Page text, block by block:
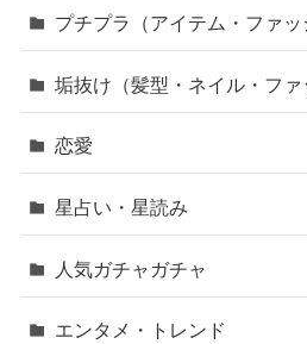
プチプラ（アイテム・ファッ
垢抜け（髪型・ネイル・ファ
恋愛
星占い・星読み
人気ガチャガチャ
エンタメ・トレンド